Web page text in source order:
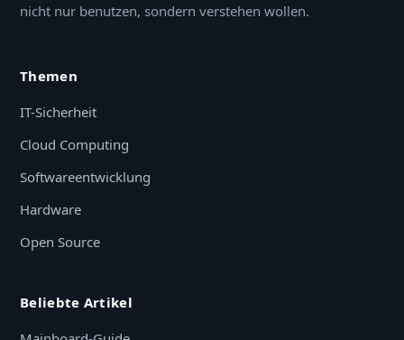
nicht nur benutzen, sondern verstehen wollen.
Themen
IT-Sicherheit
Cloud Computing
Softwareentwicklung
Hardware
Open Source
Beliebte Artikel